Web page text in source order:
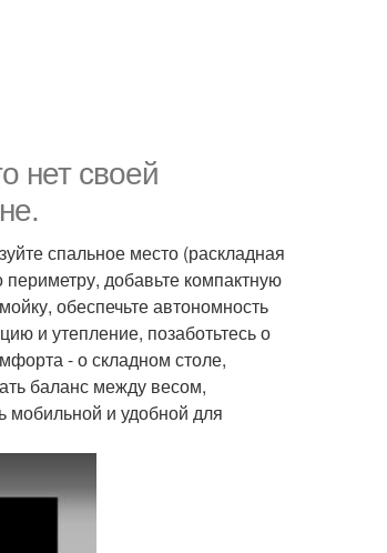
нет своей
спальное место (раскладная
добавьте компактную
обеспечьте автономность
и утепление, позаботьтесь о
- о складном столе,
баланс между весом,
и удобной для